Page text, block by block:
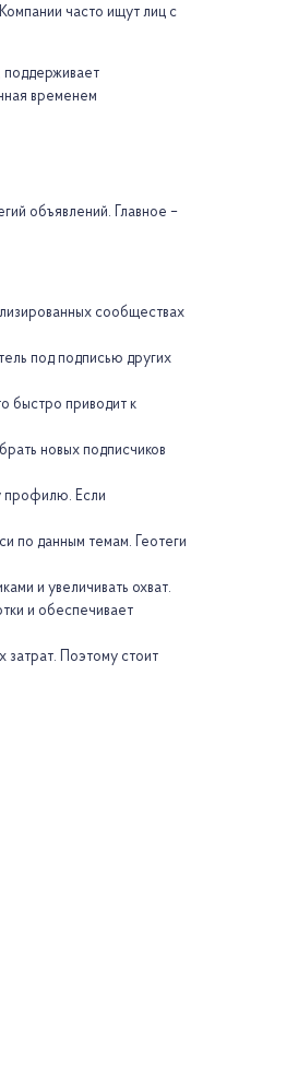
часто ищут лиц с
поддерживает
временем
объявлений. Главное –
сообществах
под подписью других
быстро приводит к
новых подписчиков
профилю. Если
по данным темам. Геотеги
и увеличивать охват.
и обеспечивает
затрат. Поэтому стоит